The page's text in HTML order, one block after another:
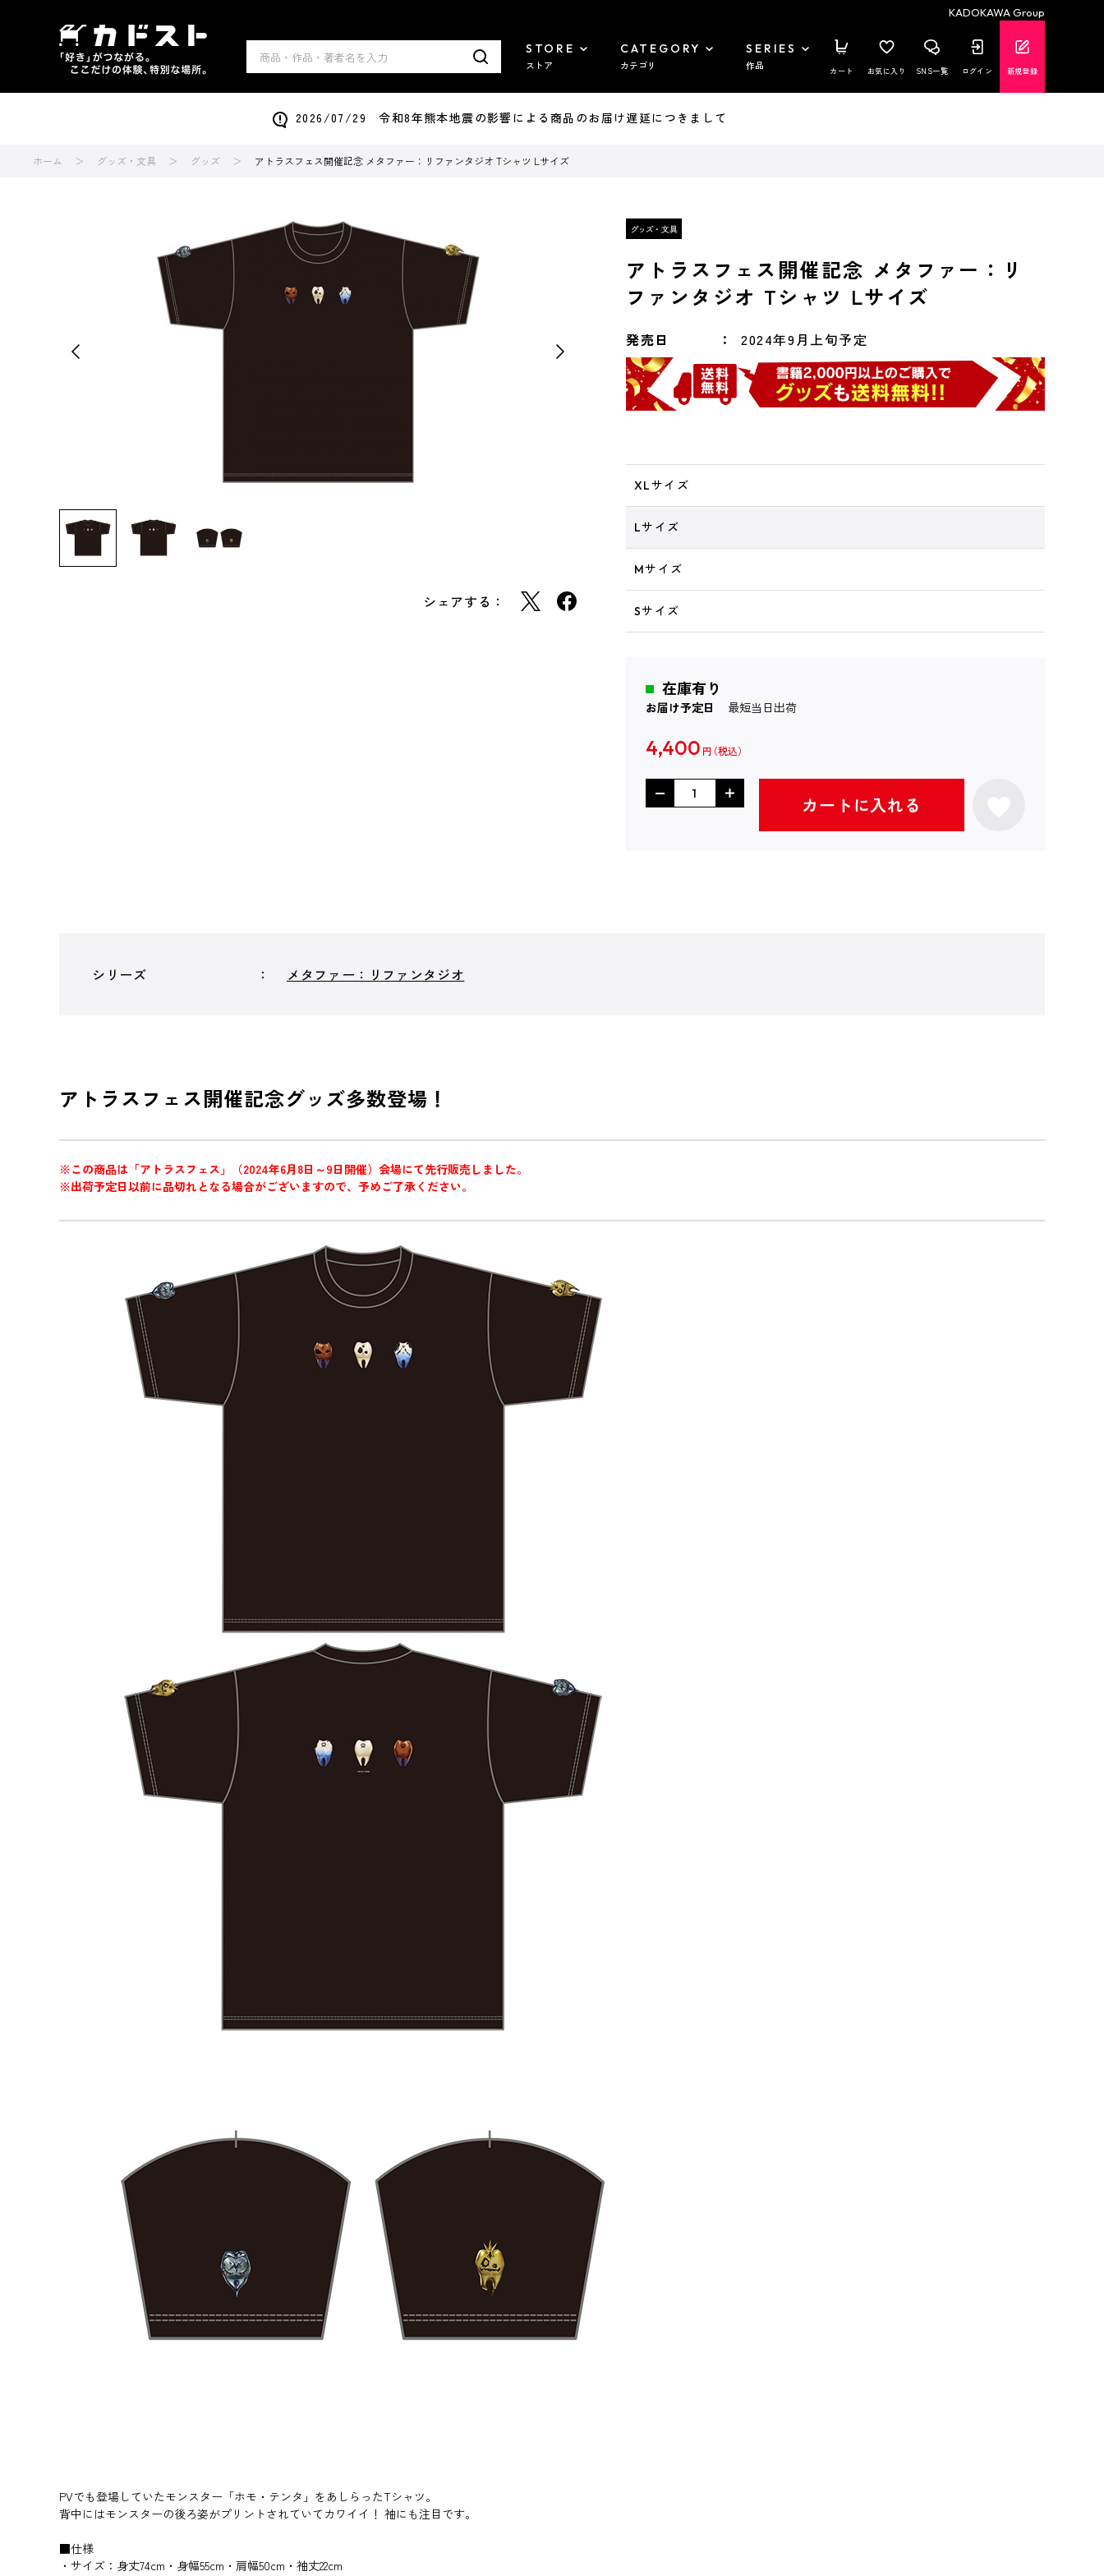
KADOKAWA Group
STORE
ストア
CATEGORY
カテゴリ
SERIES
作品 カート お気に入り SNS一覧 ログイン 新規登録
2026/07/29 令和8年熊本地震の影響による商品のお届け遅延につきまして
ホーム グッズ・文具 グッズ アトラスフェス開催記念 メタファー：リファンタジオ Tシャツ Lサイズ
シェアする：
アトラスフェス開催記念 メタファー：リ
ファンタジオ Tシャツ Lサイズ
発売日 2024年9月上旬予定
XLサイズ
Lサイズ
Mサイズ
Sサイズ
在庫有り
お届け予定日 最短当日出荷
4,400 円
カートに入れる
シリーズ メタファー：リファンタジオ
アトラスフェス開催記念グッズ多数登場！
※この商品は「アトラスフェス」（2024年6月8日～9日開催）会場にて先行販売しました。
※出荷予定日以前に品切れとなる場合がございますので、予めご了承ください。
PVでも登場していたモンスター「ホモ・テンタ」をあしらったTシャツ。
背中にはモンスターの後ろ姿がプリントされていてカワイイ！ 袖にも注目です。
■仕様
・サイズ：身丈74cm・身幅55cm・肩幅50cm・袖丈22cm